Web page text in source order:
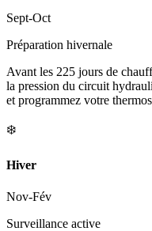
Sept-Oct
Préparation hivernale
Avant les 225 jours de
la pression du circuit
et programmez votre
❄️
Hiver
Nov-Fév
Surveillance active